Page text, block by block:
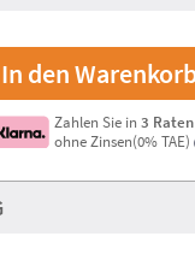
Zahlen Sie in3 Raten
ohne Zinsen(0% TAE)